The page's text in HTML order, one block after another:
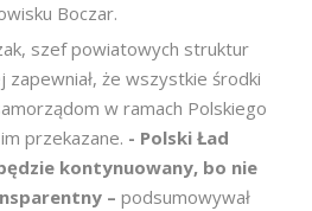
Boczar.
szef powiatowych struktur
że wszystkie środki
w ramach Polskiego
przekazane. - Polski Ład
kontynuowany, bo nie
– podsumowywał